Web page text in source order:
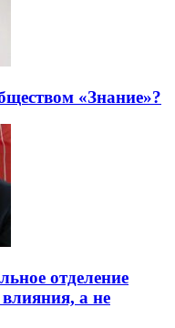
«Знание»?
отделение
а не